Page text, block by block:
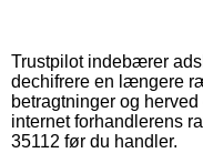
Trustpilot indebærer
dechifrere en længere
betragtninger og
internet forhandlerens
35112 før du handler.